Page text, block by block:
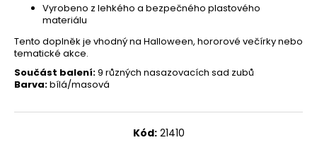
Vyrobeno z lehkého a bezpečného plastového
materiálu
Tento doplněk je vhodný na Halloween, hororové večírky nebo
tematické akce.
Součást balení:9 různých nasazovacích sad zubů
Barva:bílá/masová
Kód: 21410